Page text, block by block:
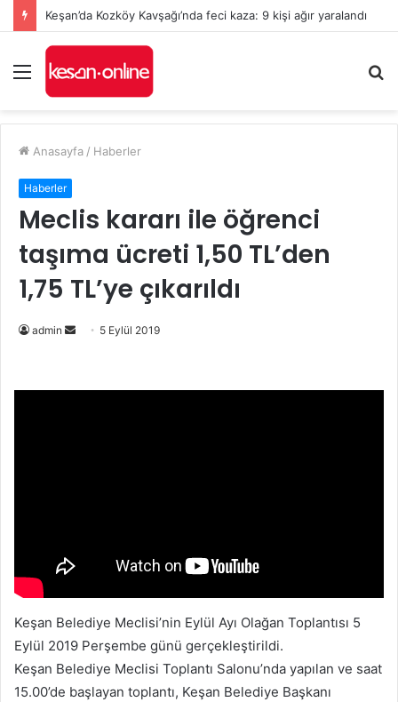
Keşan’da Kozköy Kavşağı’nda feci kaza: 9 kişi ağır yaralandı
Menü
...
Anasayfa / Haberler
Haberler
Meclis kararı ile öğrenci
taşıma ücreti 1,50 TL’den
1,75 TL’ye çıkarıldı
admin
Bir
göndermek
5 Eylül 2019
Keşan Belediye Meclisi’nin Eylül Ayı Olağan Toplantısı 5
Eylül 2019 Perşembe günü gerçekleştirildi.
Keşan Belediye Meclisi Toplantı Salonu’nda yapılan ve saat
15.00’de başlayan toplantı, Keşan Belediye Başkanı